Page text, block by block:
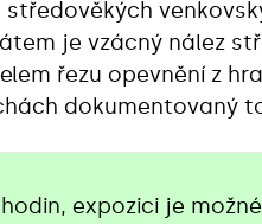
je vzácný nález
řezu opevnění z
dokumentovaný
expozici je